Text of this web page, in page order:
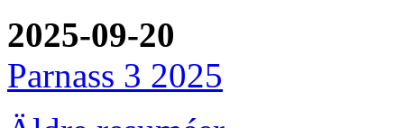
2025-09-20
Parnass 3 2025